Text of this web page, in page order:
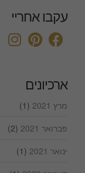
עקבו אחריי
ארכיונים
מרץ 2021
(1)
פברואר 2021
(2)
ינואר 2021
(1)